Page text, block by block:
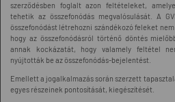
szerződésben foglalt azon feltételeket,
tehetik az összefonódás megvalósulását. A
összefonódást létrehozni szándékozó feleket
hogy az összefonódásról történő döntés
annak kockázatát, hogy valamely feltétel
nyújtották be az összefonódás-bejelentést.
Emellett a jogalkalmazás során szerzett
egyes részeinek pontosítását, kiegészítését.